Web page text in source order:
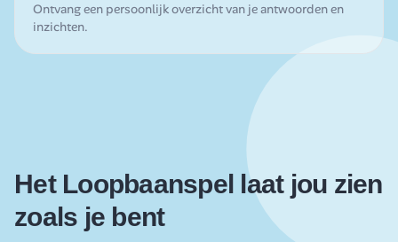
Ontvang een persoonlijk overzicht van je antwoorden en
inzichten.
Het Loopbaanspel laat jou zien
zoals je bent